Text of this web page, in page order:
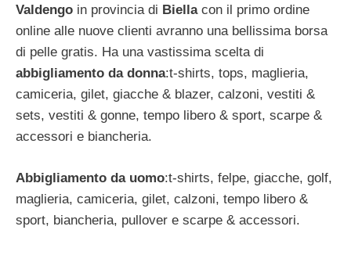
Valdengo in provincia di Biellacon il primo ordine
online alle nuove clienti avranno una bellissima borsa
di pelle gratis. Ha una vastissima scelta di
abbigliamento da donna:t-shirts, tops, maglieria,
camiceria, gilet, giacche & blazer, calzoni, vestiti &
sets, vestiti & gonne, tempo libero & sport, scarpe &
accessori e biancheria.
Abbigliamento da uomo:t-shirts, felpe, giacche, golf,
maglieria, camiceria, gilet, calzoni, tempo libero &
sport, biancheria, pullover e scarpe & accessori.